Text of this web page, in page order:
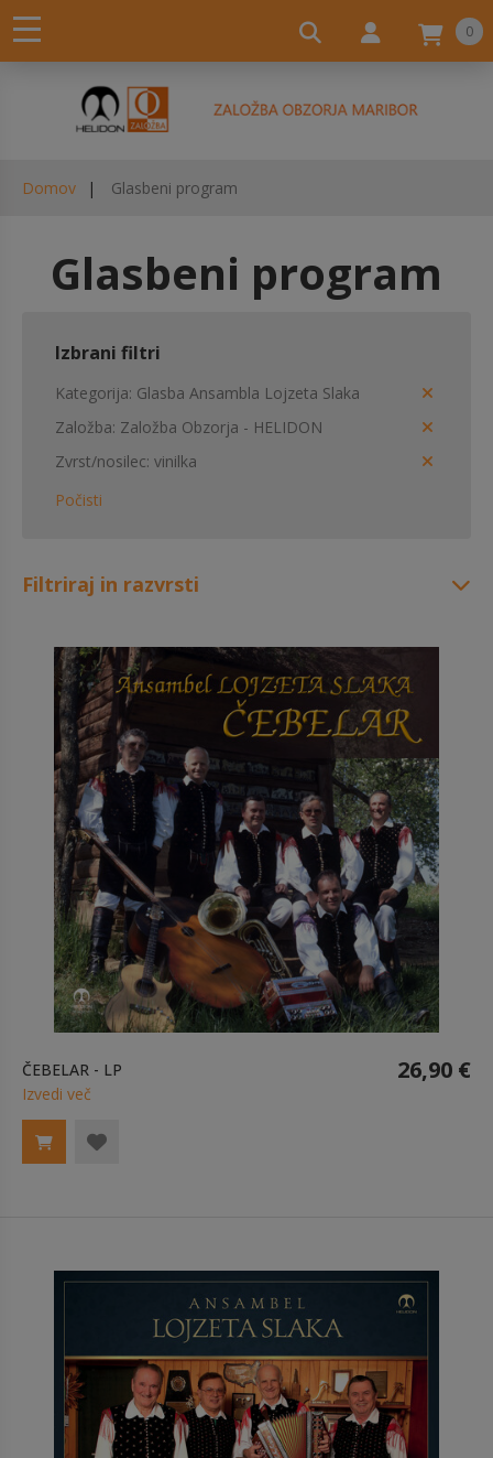
0
Domov Glasbeni program
Glasbeni program
ČEBELAR - LP 26,90 €
Izvedi več
Izbrani filtri
Kategorija Glasba Ansambla Lojzeta Slaka
Založba Založba Obzorja - HELIDON
Zvrst/nosilec vinilka
Počisti
Filtriraj in razvrsti